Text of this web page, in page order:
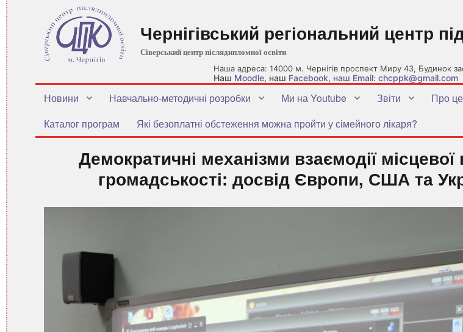
Наша адреса: 14000 м. Чернігів проспект Миру 43, Будинок
Наш Moodle, наш Facebook, наш Email: chcppk@gmail.com
Чернігівський регіональний центр
Сіверський центр післядипломної освіти
Новини Навчально-методичні розробки Ми на Youtube Звіти Про
Каталог програм
Які безоплатні обстеження можна пройти у сімейного лікаря?
Демократичні механізми взаємодії місцевої
громадськості: досвід Європи, США та